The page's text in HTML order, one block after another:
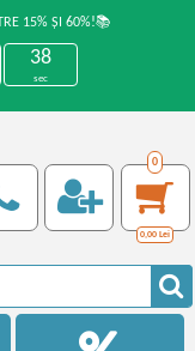
15% ȘI 60%!📚
38
sec
0
0,00 Lei